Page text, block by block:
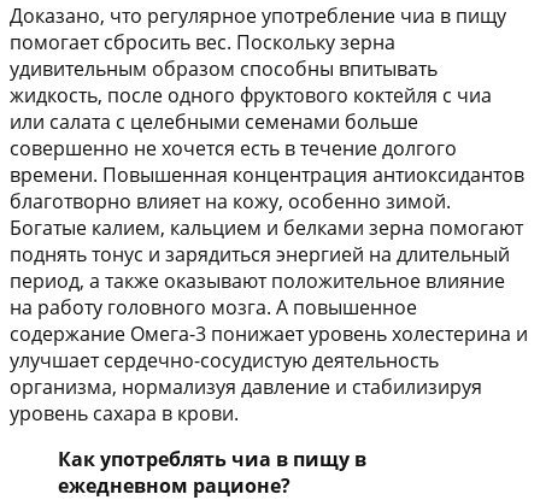
Доказано, что регулярное употребление чиа в пищу
помогает сбросить вес. Поскольку зерна
удивительным образом способны впитывать
жидкость, после одного фруктового коктейля с чиа
или салата с целебными семенами больше
совершенно не хочется есть в течение долгого
времени. Повышенная концентрация антиоксидантов
благотворно влияет на кожу, особенно зимой.
Богатые калием, кальцием и белками зерна помогают
поднять тонус и зарядиться энергией на длительный
период, а также оказывают положительное влияние
на работу головного мозга. А повышенное
содержание Омега-3 понижает уровень холестерина и
улучшает сердечно-сосудистую деятельность
организма, нормализуя давление и стабилизируя
уровень сахара в крови.
Как употреблять чиа в пищу в
ежедневном рационе?